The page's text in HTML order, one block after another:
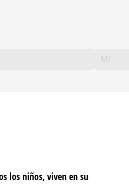
los niños, viven en su